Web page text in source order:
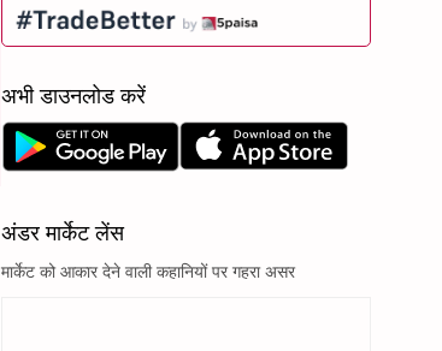
अभी डाउनलोड करें
अंडर मार्केट लेंस
मार्केट को आकार देने वाली कहानियों पर गहरा असर